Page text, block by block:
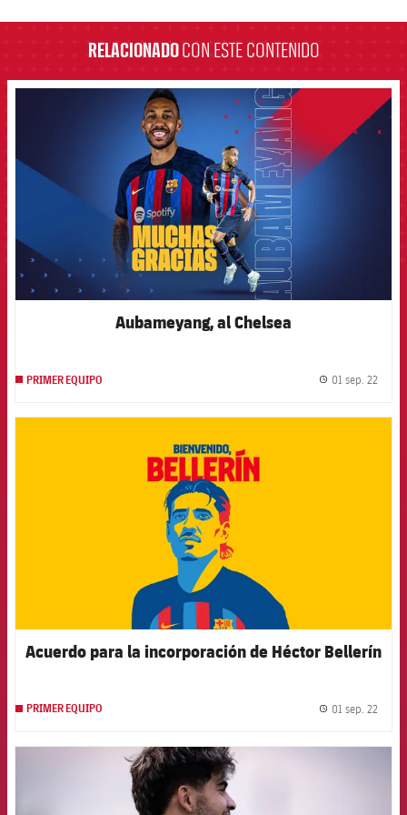
RELACIONADOCON ESTE CONTENIDO
FCB Barcelona badge
Aubameyang, al Chelsea
PRIMER EQUIPO 01 sep. 22
Acuerdo para la incorporación de Héctor Bellerín
PRIMER EQUIPO 01 sep. 22
FCB Barcelona badge